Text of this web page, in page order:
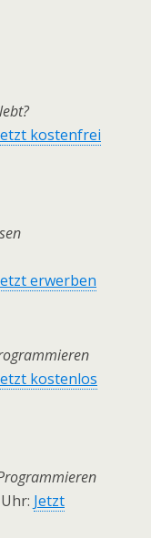
kostenfrei
erwerben
kostenlos
Jetzt